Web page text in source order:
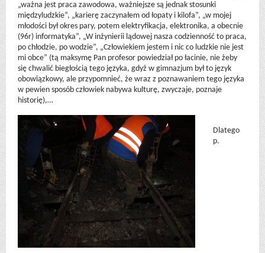
„ważna jest praca zawodowa, ważniejsze są jednak stosunki
międzyludzkie”, „karierę zaczynałem od łopaty i kilofa”, „w mojej
młodości był okres pary, potem elektryfikacja, elektronika, a obecnie
(96r) informatyka”, „W inżynierii lądowej nasza codzienność to praca,
po chłodzie, po wodzie”, „Człowiekiem jestem i nic co ludzkie nie jest
mi obce” (tą maksymę Pan profesor powiedział po łacinie, nie żeby
się chwalić biegłością tego języka, gdyż w gimnazjum był to język
obowiązkowy, ale przypomnieć, że wraz z poznawaniem tego języka
w pewien sposób człowiek nabywa kulturę, zwyczaje, poznaje
historię),…
Dlatego
p.